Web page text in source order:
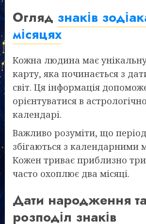
Огляд знаків
місяцях
Кожна людина має
карту, яка починається з
світ. Ця інформація
орієнтуватися в
календарі.
Важливо розуміти, що
збігаються з календарними
Кожен триває приблизно три
часто охоплює два місяці.
Дати народження та
розподіл знаків